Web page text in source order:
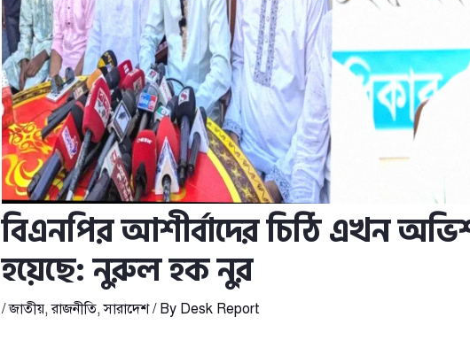
বিএনপির আশীর্বাদের চিঠি এখন
হয়েছে: নুরুল হক নুর
/জাতীয়,রাজনীতি,সারাদেশ/ By Desk Report